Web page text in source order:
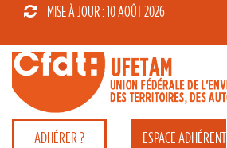
MISE À JOUR : 10 AOÛT 2026
ADHÉRER ? ESPACEADHÉRENT